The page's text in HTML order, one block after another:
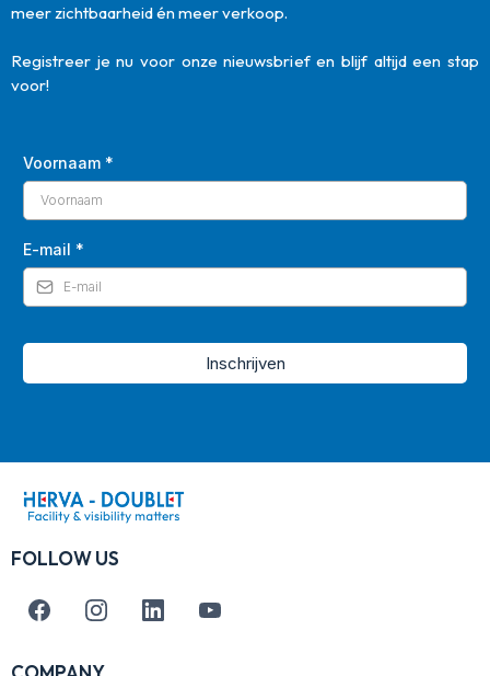
meer zichtbaarheid én meer verkoop.
Registreer je nu voor onze nieuwsbrief en blijf altijd een stap
voor!
Voornaam *
E-mail *
Inschrijven
FOLLOW US